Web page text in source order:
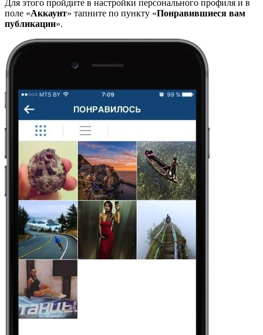
Для этого пройдите в настройки персонального профиля и в
поле «Аккаунт» тапните по пункту «Понравившиеся вам
публикации».